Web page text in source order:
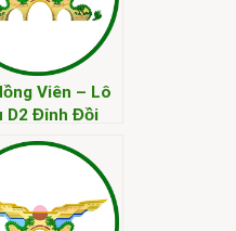
Viên – Lô
D2 Đỉnh Đồi